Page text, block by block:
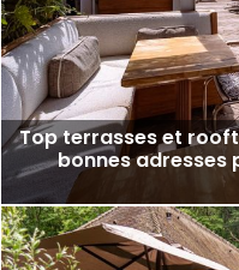
Top terrasses et
bonnes adresses